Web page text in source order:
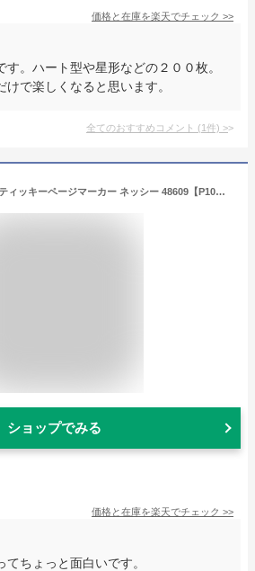
価格と在庫を楽天でチェック >>
。ハート型や星形などの２００枚。
で楽しくなると思います。
全てのおすすめコメント (1件) >
付箋 おもしろ / スティッキーページマーカー ネッシー 48609【P10】/10P03Dec16【送料無料】
ショップでみる
価格と在庫を楽天でチェック >>
ちょっと面白いです。